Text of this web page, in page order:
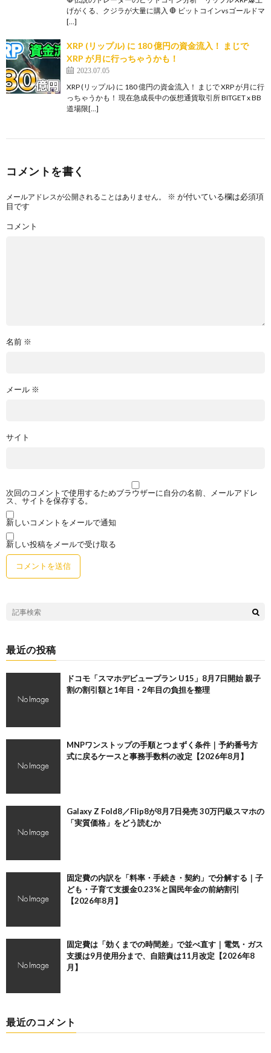
げがくる、クジラが大量に購入 🛑 ビットコインvsゴールドマ
[…]
XRP (リップル) に 180 億円の資金流入！ まじで
XRP が月に行っちゃうかも！
2023.07.05
XRP (リップル) に 180 億円の資金流入！ まじで XRP が月に行
っちゃうかも！ 現在急成長中の仮想通貨取引所 BITGET x BB
道場限[…]
コメントを書く
メールアドレスが公開されることはありません。 ※ が付いている欄は必須項
目です
コメント
名前 ※
メール ※
サイト
次回のコメントで使用するためブラウザーに自分の名前、メールアドレ
ス、サイトを保存する。
新しいコメントをメールで通知
新しい投稿をメールで受け取る
最近の投稿
ドコモ「スマホデビュープラン U15」8月7日開始 親子
割の割引額と1年目・2年目の負担を整理
MNPワンストップの手順とつまずく条件｜予約番号方
式に戻るケースと事務手数料の改定【2026年8月】
Galaxy Z Fold8／Flip8が8月7日発売 30万円級スマホの
「実質価格」をどう読むか
固定費の内訳を「料率・手続き・契約」で分解する｜子
ども・子育て支援金0.23%と国民年金の前納割引
【2026年8月】
固定費は「効くまでの時間差」で並べ直す｜電気・ガス
支援は9月使用分まで、自賠責は11月改定【2026年8
月】
最近のコメント